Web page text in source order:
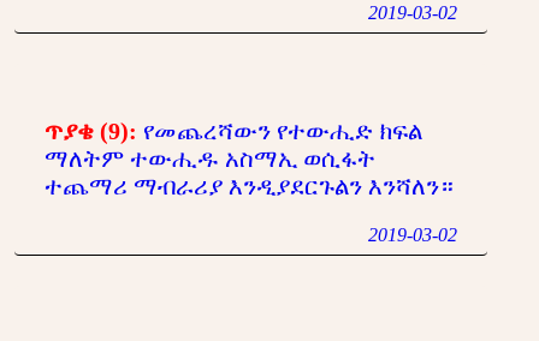
2019-03-02
ጥያቄ (9): የመጨረሻውን የተውሒድ ክፍል
ማለትም ተውሒዱ አስማኢ ወሲፋት
ተጨማሪ ማብራሪያ እንዲያደርጉልን እንሻለን።
2019-03-02